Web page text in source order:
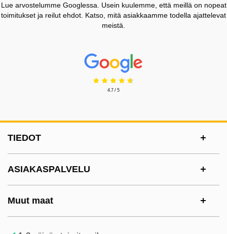
Lue arvostelumme Googlessa. Usein kuulemme, että meillä on nopeat
toimitukset ja reilut ehdot. Katso, mitä asiakkaamme todella ajattelevat
meistä.
Prisjakt Arvostelu: 4.7 Tähdet
4.7 / 5
TIEDOT
ASIAKASPALVELU
Muut maat